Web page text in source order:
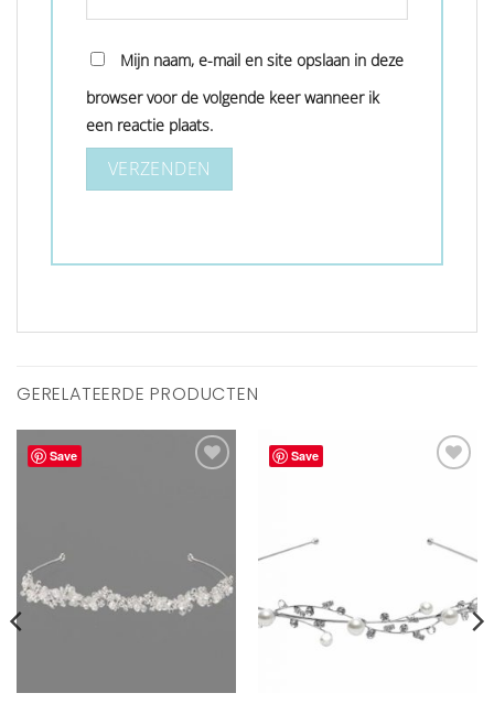
Mijn naam, e-mail en site opslaan in deze
browser voor de volgende keer wanneer ik
een reactie plaats.
GERELATEERDE PRODUCTEN
Save
Save